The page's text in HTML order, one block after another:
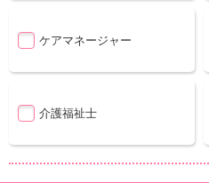
ケアマネージャー
介護福祉士